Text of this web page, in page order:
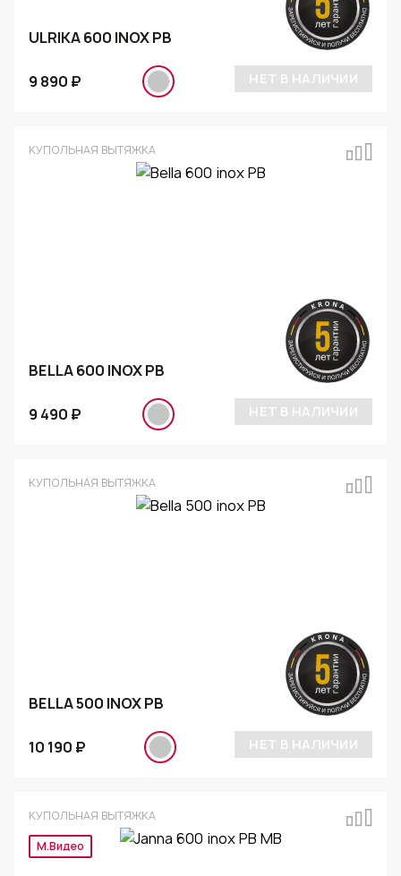
ULRIKA 600 INOX PB
9 890 ₽ НЕТ В НАЛИЧИИ
КУПОЛЬНАЯ ВЫТЯЖКА
BELLA 600 INOX PB
9 490 ₽ НЕТ В НАЛИЧИИ
КУПОЛЬНАЯ ВЫТЯЖКА
BELLA 500 INOX PB
10 190 ₽ НЕТ В НАЛИЧИИ
КУПОЛЬНАЯ ВЫТЯЖКА
М.Видео